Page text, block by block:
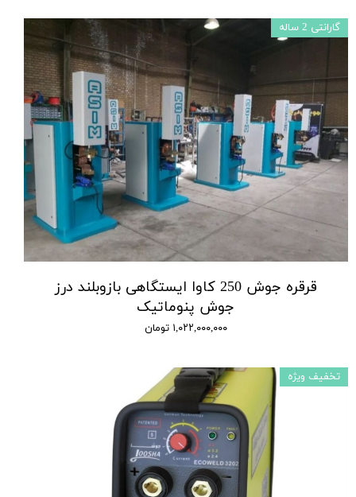
قرقره جوش 250 کاوا ایستگاهی بازوبلند درز
جوش پنوماتیک
۱,۰۲۲,۰۰۰,۰۰۰ تومان
گارانتی 2 ساله
تخفیف ویژه